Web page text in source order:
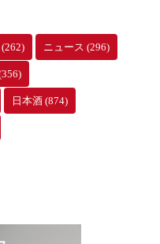
(262) ニュース (296)
日本酒 (874)